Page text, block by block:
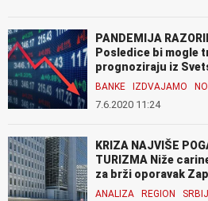
PANDEMIJA
Posledice bi mogle
prognoziraju iz
BANKE IZDVAJAMO
7.6.2020 11:24
KRIZA NAJVIŠE
TURIZMA Niže
za brži oporavak
ANALIZA REGION